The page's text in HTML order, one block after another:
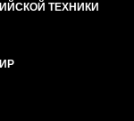
ТЕХНИКИ